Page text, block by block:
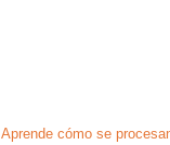
Aprende cómo se